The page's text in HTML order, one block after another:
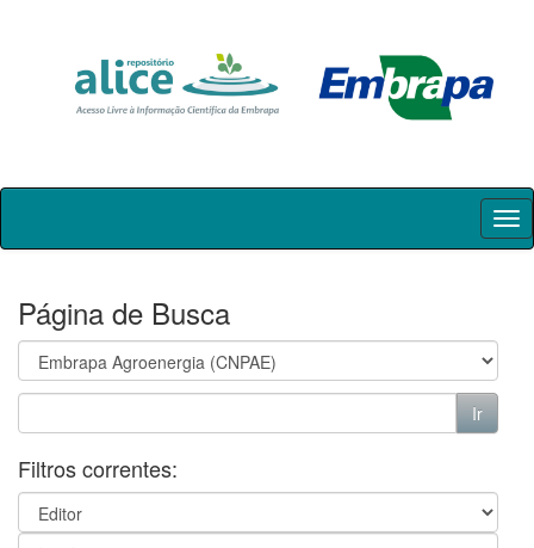
Skip
Página de Busca
Filtros correntes: